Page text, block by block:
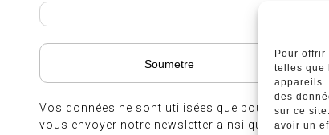
Pour
telles que
appareils.
des
sur ce
avoir un
Vos données ne sont utilisées que pour
vous envoyer notre newsletter ainsi que des